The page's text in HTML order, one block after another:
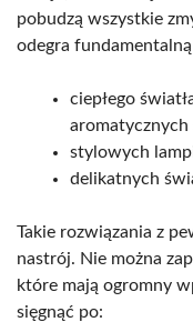
pobudzą wszystkie
odegra
ciepłego
aromatycznych
stylowych
delikatnych
Takie rozwiązania z
nastrój. Nie można
które mają ogromny
sięgnąć po: